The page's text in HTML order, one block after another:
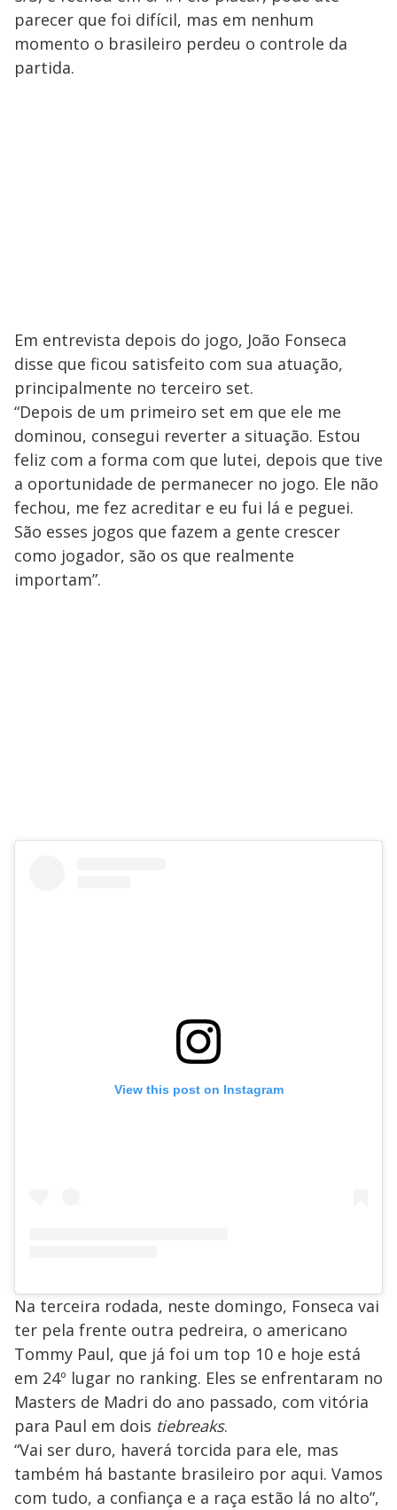
parecer que foi difícil, mas em nenhum
momento o brasileiro perdeu o controle da
partida.
Em entrevista depois do jogo, João Fonseca
disse que ficou satisfeito com sua atuação,
principalmente no terceiro set.
“Depois de um primeiro set em que ele me
dominou, consegui reverter a situação. Estou
feliz com a forma com que lutei, depois que tive
a oportunidade de permanecer no jogo. Ele não
fechou, me fez acreditar e eu fui lá e peguei.
São esses jogos que fazem a gente crescer
como jogador, são os que realmente
importam”.
View this post on Instagram
Na terceira rodada, neste domingo, Fonseca vai
ter pela frente outra pedreira, o americano
Tommy Paul, que já foi um top 10 e hoje está
em 24º lugar no ranking. Eles se enfrentaram no
Masters de Madri do ano passado, com vitória
para Paul em dois tiebreaks.
“Vai ser duro, haverá torcida para ele, mas
também há bastante brasileiro por aqui. Vamos
com tudo, a confiança e a raça estão lá no alto”,